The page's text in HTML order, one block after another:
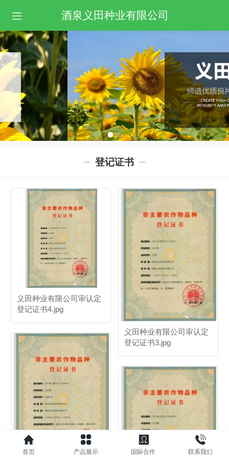
酒泉义田种业有限公司
登记证书
义田种业有限公司审认定
登记证书4.jpg
义田种业有限公司审认定
登记证书3.jpg
首页 产品展示 国际合作 联系我们